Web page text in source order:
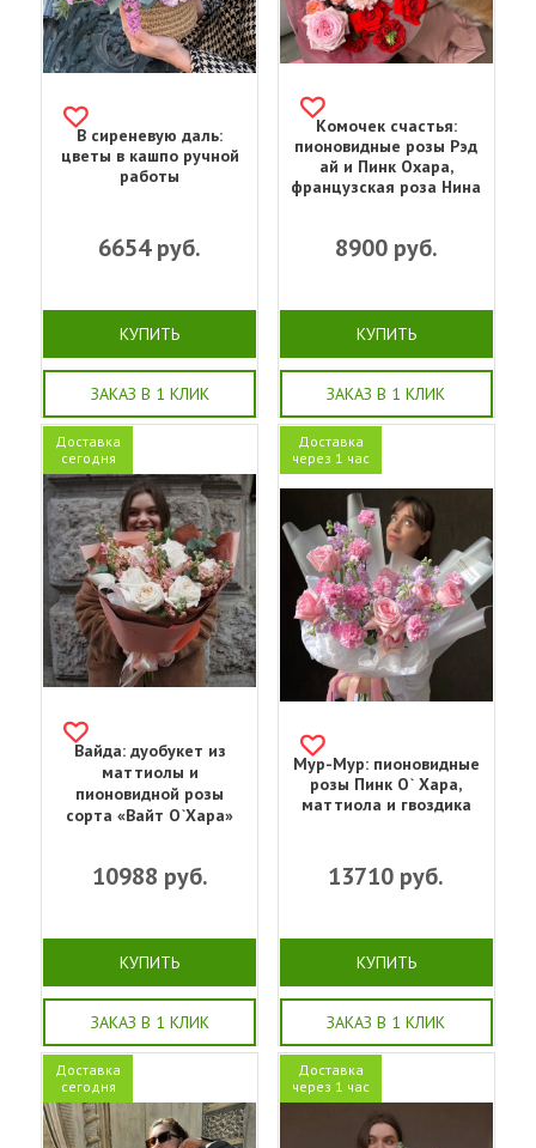
В сиреневую даль:
цветы в кашпо ручной
работы
6654руб.
КУПИТЬ
ЗАКАЗ В 1 КЛИК
Комочек счастья:
пионовидные розы Рэд
ай и Пинк Охара,
французская роза Нина
8900руб.
КУПИТЬ
ЗАКАЗ В 1 КЛИК
Доставка
сегодня
Вайда: дуобукет из
маттиолы и
пионовидной розы
сорта «Вайт О`Хара»
10988 руб.
КУПИТЬ
ЗАКАЗ В 1 КЛИК
Доставка
через 1 час
Мур-Мур: пионовидные
розы Пинк О` Хара,
маттиола и гвоздика
13710 руб.
КУПИТЬ
ЗАКАЗ В 1 КЛИК
Доставка
сегодня
Доставка
через 1 час